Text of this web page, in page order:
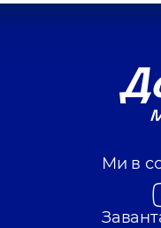
Ми в